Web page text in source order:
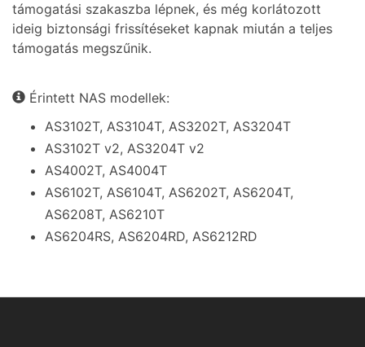
támogatási szakaszba lépnek, és még korlátozott
ideig biztonsági frissítéseket kapnak miután a teljes
támogatás megszűnik.
Érintett NAS modellek:
AS3102T, AS3104T, AS3202T, AS3204T
AS3102T v2, AS3204T v2
AS4002T, AS4004T
AS6102T, AS6104T, AS6202T, AS6204T,
AS6208T, AS6210T
AS6204RS, AS6204RD, AS6212RD